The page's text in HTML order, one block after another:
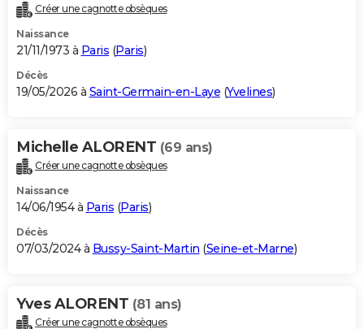
Destinations
City break
Voyage nature
Voyage de noces
Forum
Climat
+PHOTO
GUIDES D'ACHAT
BONS PLANS
Carte de Noël
Carte Bonne année
Carte Saint-Valentin
Carte Pâques
Carte d'anniversaire
DICTIONNAIRE
Dictionnaire
Biographies
Citations
Expressions
Proverbes
PROGRAMME TV
S'inscrire
Se connecter
Lycées
Collèges
Primaires
Universités
Entreprises
Service militaire
Avis de recherche
AVIS DE DÉCÈS
Bricolage
Lifestyle
Culture
Sport
Auto
Television
Voyage
Cinema
Créer une cagnotte obsèques
Naissance
21/11/1973 à Paris (Paris)
Décès
19/05/2026 à Saint-Germain-en-Laye (Yvelines)
Michelle ALORENT (69 ans)
Créer une cagnotte obsèques
Naissance
14/06/1954 à Paris (Paris)
Décès
07/03/2024 à Bussy-Saint-Martin (Seine-et-Marne)
Yves ALORENT (81 ans)
Créer une cagnotte obsèques